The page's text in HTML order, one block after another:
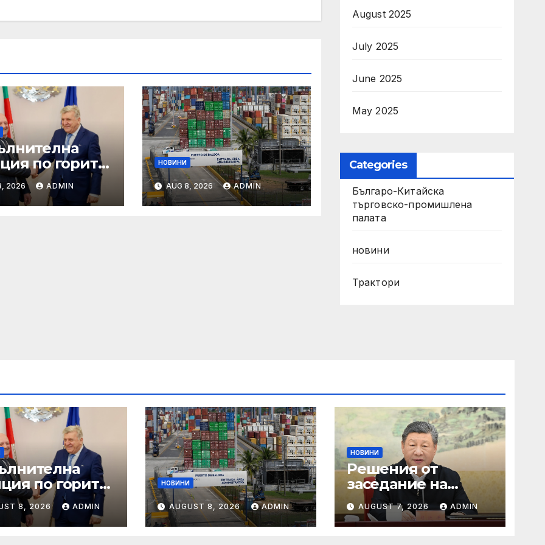
по горите
2026 ADMIN
НОВИНИ
AUG 8, 2026 ADMIN
August 2025
July 2025
June 2025
May 2025
Categories
Българо-Китайска
търговско-промишлена
палата
новини
Трактори
по горите
8, 2026 ADMIN
НОВИНИ
AUGUST 8, 2026 ADMIN
НОВИНИ
Решения от
заседание на
25.03.2025 г.
AUGUST 7, 2026 ADMIN